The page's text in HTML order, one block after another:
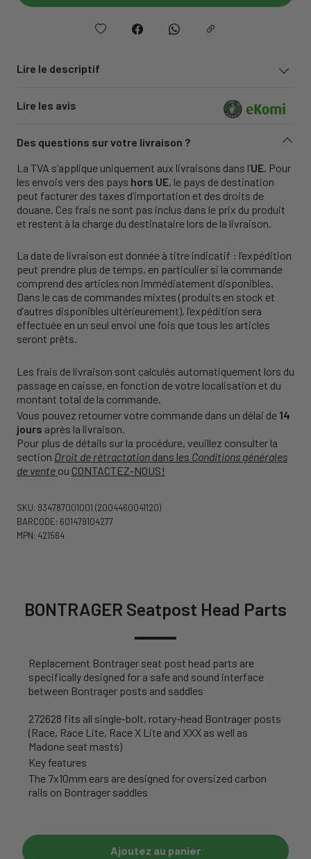
Lire le descriptif
Lire les avis
Des questions sur votre livraison ?
La TVA s’applique uniquement aux livraisons dans l’UE. Pour
les envois vers des pays hors UE, le pays de destination
peut facturer des taxes d’importation et des droits de
douane. Ces frais ne sont pas inclus dans le prix du produit
et restent à la charge du destinataire lors de la livraison.
La date de livraison est donnée à titre indicatif : l’expédition
peut prendre plus de temps, en particulier si la commande
comprend des articles non immédiatement disponibles.
Dans le cas de commandes mixtes (produits en stock et
d’autres disponibles ultérieurement), l’expédition sera
effectuée en un seul envoi une fois que tous les articles
seront prêts.
Les frais de livraison sont calculés automatiquement lors du
passage en caisse, en fonction de votre localisation et du
montant total de la commande.
Vous pouvez retourner votre commande dans un délai de 14
jours après la livraison.
Pour plus de détails sur la procédure, veuillez consulter la
section Droit de rétractation dans les Conditions générales
de vente ou CONTACTEZ-NOUS!
SKU: 934787001001 (2004460041120)
BARCODE: 601479104277
MPN: 421564
BONTRAGER Seatpost Head Parts
Replacement Bontrager seat post head parts are
specifically designed for a safe and sound interface
between Bontrager posts and saddles
272628 fits all single-bolt, rotary-head Bontrager posts
(Race, Race Lite, Race X Lite and XXX as well as
Madone seat masts)
Key features
The 7x10mm ears are designed for oversized carbon
rails on Bontrager saddles
Ajoutez au panier